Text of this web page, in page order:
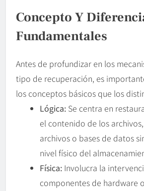
Concepto Y
Fundamentales
Antes de profundizar en los
tipo de recuperación, es
los conceptos básicos que los
Lógica: Se centra en
el contenido de los
archivos o bases de datos
nivel físico del
Física: Involucra la
componentes de hardware